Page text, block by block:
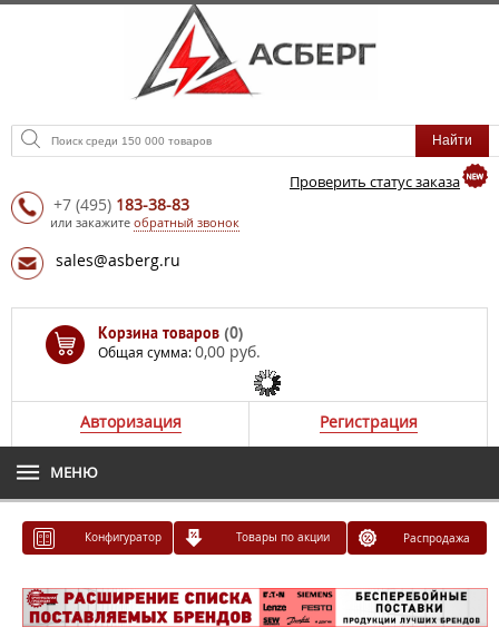
Проверить статус заказа
+7 (495) 183-38-83
или закажите обратный звонок
sales@asberg.ru
Корзина товаров (0)
Общая сумма:0,00 руб.
Авторизация Регистрация
МЕНЮ
Конфигуратор Товары по акции Распродажа